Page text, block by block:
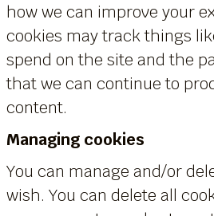
how we can improve your
cookies may track things
spend on the site and the
that we can continue to
content.
Managing cookies
You can manage and/or
wish. You can delete all